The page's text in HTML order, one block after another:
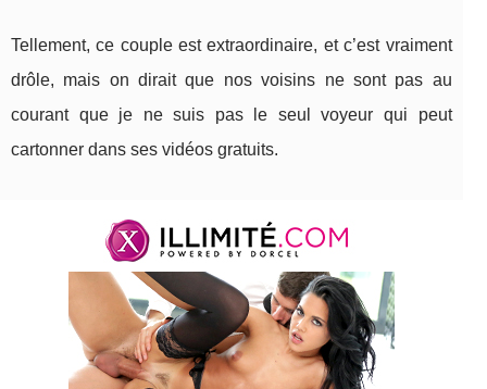
Tellement, ce couple est extraordinaire, et c’est vraiment
drôle, mais on dirait que nos voisins ne sont pas au
courant que je ne suis pas le seul voyeur qui peut
cartonner dans ses vidéos gratuits.